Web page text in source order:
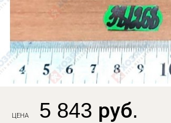
ЦЕНА 5 843 руб.